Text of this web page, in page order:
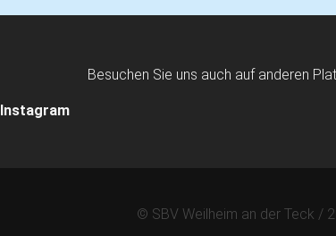
Besuchen Sie uns auch auf anderen
Instagram
© SBV Weilheim an der Teck /